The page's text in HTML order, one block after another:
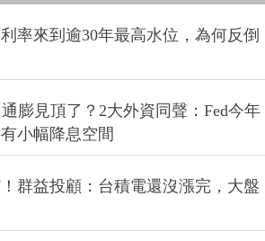
率來到逾30年最高水位，為何反倒
膨見頂了？2大外資同聲：Fed今年
小幅降息空間
群益投顧：台積電還沒漲完，大盤